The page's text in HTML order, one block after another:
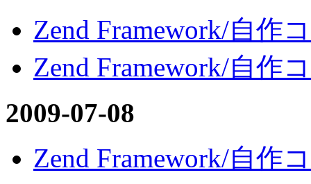
Zend Framework/自作
Zend Framework/自作
2009-07-08
Zend Framework/自作